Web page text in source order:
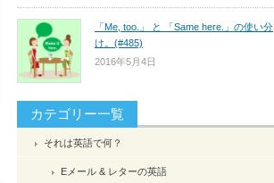
「Me, too.」 と 「Same here.」の使い分
け。(#485)
2016年5月4日
カテゴリー一覧
それは英語で何？
Eメール & レターの英語